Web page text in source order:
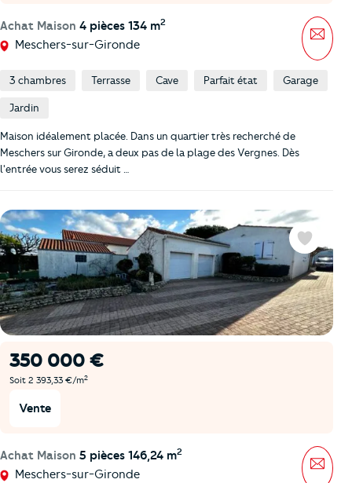
Achat Maison 4 pièces 134 m2
Meschers-sur-Gironde
3 chambres Terrasse Cave Parfait état Garage
Jardin
Maison idéalement placée. Dans un quartier très recherché de
Meschers sur Gironde, a deux pas de la plage des Vergnes. Dès
l'entrée vous serez séduit …
350 000 €
Soit 2 393,33 €/m2
Vente
Achat Maison 5 pièces 146,24 m2
Meschers-sur-Gironde
Favoris